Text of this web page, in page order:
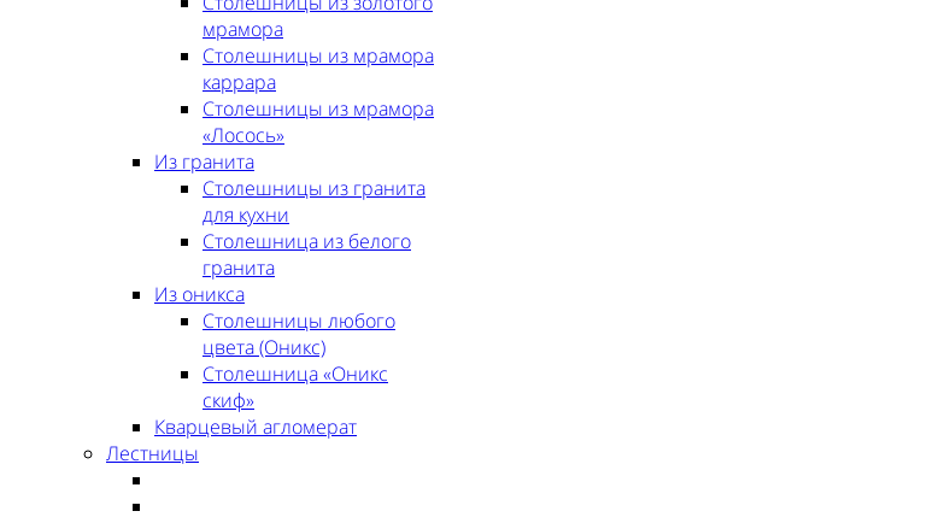
мрамора
Столешницы из мрамора
каррара
Столешницы из мрамора
«Лосось»
Из гранита
Столешницы из гранита
для кухни
Столешница из белого
гранита
Из оникса
Столешницы любого
цвета (Оникс)
Столешница «Оникс
скиф»
Кварцевый агломерат
Лестницы